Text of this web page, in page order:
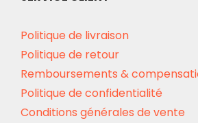
Politique de livraison
Politique de retour
Remboursements &
Politique de confidentialité
Conditions générales de vente